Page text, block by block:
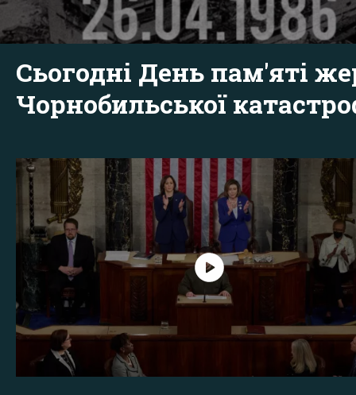
Сьогодні День пам'яті
Чорнобильської